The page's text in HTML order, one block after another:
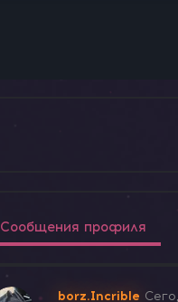
Сообщения профиля
borz.Incrible